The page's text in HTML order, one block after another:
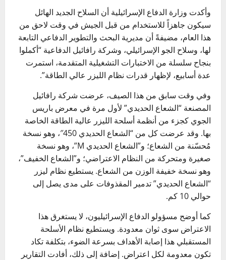
وأكدت وزارة الدفاع الإسرائيلية أن السلاح الجديد الهائل
سيكون جاهزاً للاستخدام من قبل الجيش في وقت لاحق من
هذا العام، مضيفةً أن مديرية البحث والتطوير الدفاعي التابعة
لها، وسلاح الجو الإسرائيلي، وشركة رافائيل الدفاعية “أكملوا
بنجاح سلسلة من الاختبارات التشغيلية المتقدمة، استمرت
عدة أسابيع، لإظهار قدرات نظام الليزر عالي الطاقة”.
وفي وقت سابق من هذا الصيف، عرضت شركة رافائيل
المصنعة “الشعاع الحديدي” لأول مرة في معرض باريس
الجوي كجزء من أنظمة أسلحة الليزر عالية الطاقة الخاصة
بها. وقد عرضت كل من “الشعاع الحديدي 450″، وهو نسخة
مُحسّنة من الشعاع؛ و”الشعاع الحديدي M”، وهو نسخة
صغيرة ومتحركة من النظام الاعتراضي؛ و”الشعاع الخفيف”،
وهو نسخة خفيفة الوزن من الشعاع. يستطيع نظام ليزر
“الشعاع الحديدي” تدمير المقذوفات على مدى يصل إلى
حوالي 10 كم.
كما أوضح مسؤولو الدفاع الإسرائيليون، لا يستغرق هذا
الاعتراض سوى ثوان معدودة. ويستطيع نظام الأسلحة
المستقبلي هذا إصابة الأهداف بسرعة الضوء، بتكلفة تكاد
تكون معدومة لكل اعتراض. إضافة إلى ذلك، أفادت التقارير